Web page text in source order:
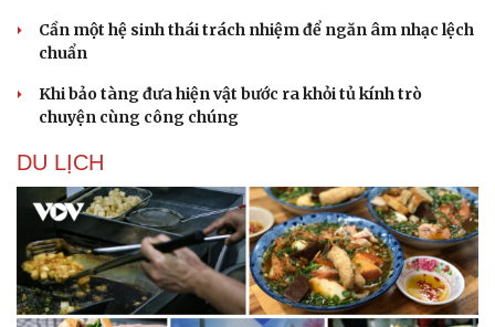
Văn hóa
Sân khấu - Điện ảnh
Âm nhạc
Giải trí
Cần một hệ sinh thái trách nhiệm để ngăn âm nhạc lệch
chuẩn
Khi bảo tàng đưa hiện vật bước ra khỏi tủ kính trò
chuyện cùng công chúng
DU LỊCH